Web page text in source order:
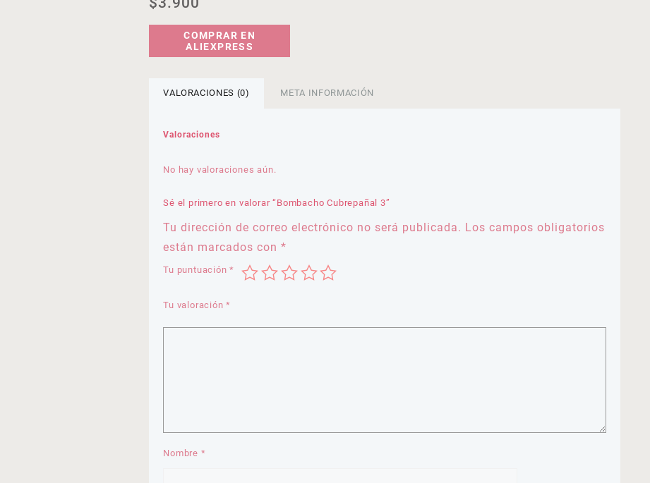
COMPRAR EN
ALIEXPRESS
VALORACIONES (0) META INFORMACIÓN
Valoraciones
No hay valoraciones aún.
Sé el primero en valorar “Bombacho Cubrepañal 3”
Tu dirección de correo electrónico no será publicada. Los campos obligatorios
están marcados con*
Tu puntuación*
Tu valoración*
Nombre *